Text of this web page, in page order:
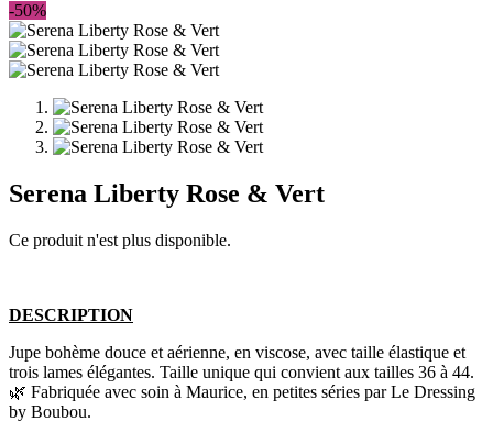
-50%
Serena Liberty Rose & Vert
Ce produit n'est plus disponible.
DESCRIPTION
Jupe bohème douce et aérienne, en viscose, avec taille élastique et
trois lames élégantes. Taille unique qui convient aux tailles 36 à 44.
​🌿 Fabriquée avec soin à Maurice, en petites séries par Le Dressing
by Boubou.